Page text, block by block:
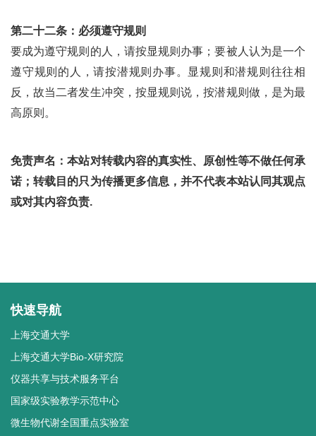
第二十二条：必须遵守规则
要成为遵守规则的人，请按显规则办事；要被人认为是一个
遵守规则的人，请按潜规则办事。显规则和潜规则往往相
反，故当二者发生冲突，按显规则说，按潜规则做，是为最
高原则。
免责声名：本站对转载内容的真实性、原创性等不做任何承
诺；转载目的只为传播更多信息，并不代表本站认同其观点
或对其内容负责.
快速导航
上海交通大学
上海交通大学Bio-X研究院
仪器共享与技术服务平台
国家级实验教学示范中心
微生物代谢全国重点实验室